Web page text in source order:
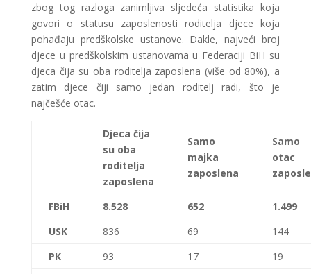
zbog tog razloga zanimljiva sljedeća statistika koja
govori o statusu zaposlenosti roditelja djece koja
pohađaju predškolske ustanove. Dakle, najveći broj
djece u predškolskim ustanovama u Federaciji BiH su
djeca čija su oba roditelja zaposlena (više od 80%), a
zatim djece čiji samo jedan roditelj radi, što je
najčešće otac.
Djeca čija
su oba
roditelja
zaposlena
Samo
majka
zaposlena
Samo
otac
FBiH 8.528 652
1.499
USK
836 69
144
PK
93 17
19